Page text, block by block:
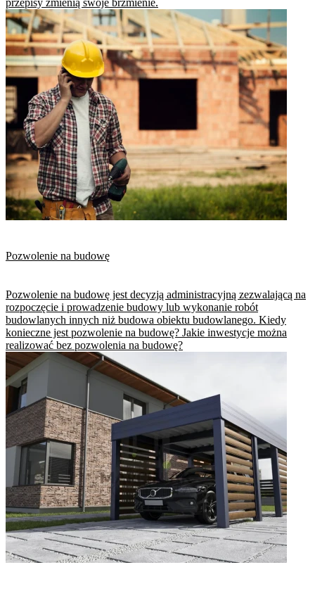
przepisy zmienią swoje brzmienie.
Pozwolenie na budowę
Pozwolenie na budowę jest decyzją administracyjną zezwalającą na
rozpoczęcie i prowadzenie budowy lub wykonanie robót
budowlanych innych niż budowa obiektu budowlanego. Kiedy
konieczne jest pozwolenie na budowę? Jakie inwestycje można
realizować bez pozwolenia na budowę?